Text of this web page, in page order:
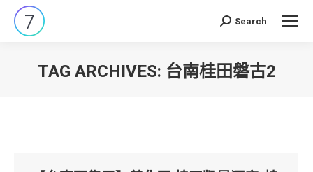
Search:
Search
TAG ARCHIVES: 台南桂田磐古2